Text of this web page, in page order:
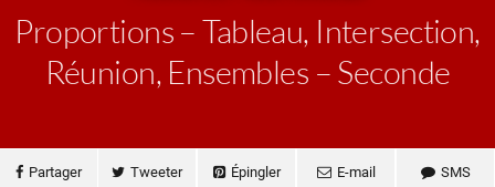
Proportions – Tableau, Intersection,
Réunion, Ensembles – Seconde
Partager Tweeter Épingler E-mail SMS